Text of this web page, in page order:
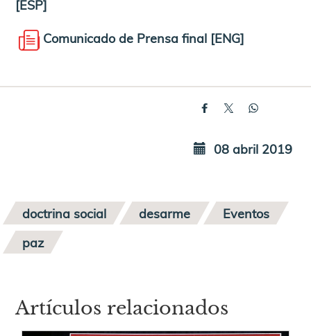
[ESP]
Comunicado de Prensa final [ENG]
08 abril 2019
doctrina social desarme
Eventos
paz
Artículos relacionados